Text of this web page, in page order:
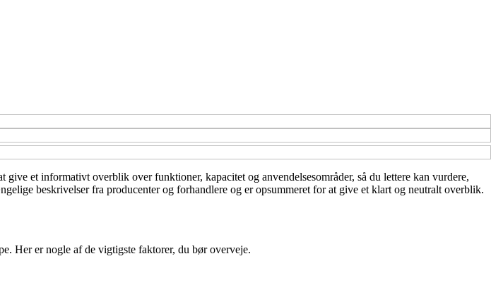
et informativt overblik over funktioner, kapacitet og anvendelsesområder, så du lettere kan vurdere,
beskrivelser fra producenter og forhandlere og er opsummeret for at give et klart og neutralt overblik.
Her er nogle af de vigtigste faktorer, du bør overveje.